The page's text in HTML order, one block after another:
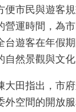
便市民與遊客
營運時間，為
台遊客在年假
自然景觀與文
大田指出，市
外空間的開放